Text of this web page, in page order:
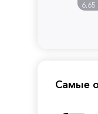
6.65
Самые